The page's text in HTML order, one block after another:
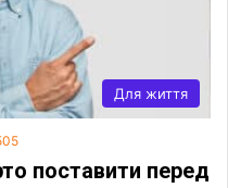
Для життя
поставити перед